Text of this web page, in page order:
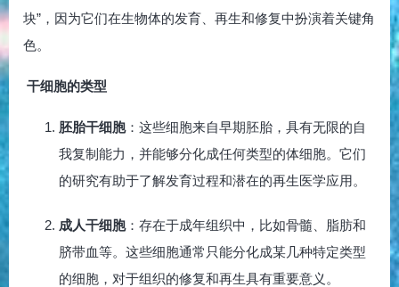
块”，因为它们在生物体的发育、再生和修复中扮演着关键角
色。
干细胞的类型
胚胎干细胞：这些细胞来自早期胚胎，具有无限的自
我复制能力，并能够分化成任何类型的体细胞。它们
的研究有助于了解发育过程和潜在的再生医学应用。
成人干细胞：存在于成年组织中，比如骨髓、脂肪和
脐带血等。这些细胞通常只能分化成某几种特定类型
的细胞，对于组织的修复和再生具有重要意义。